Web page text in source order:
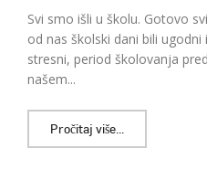
Svi smo išli u školu. Gotovo
od nas školski dani bili
stresni, period školovanja
našem...
Pročitaj više...